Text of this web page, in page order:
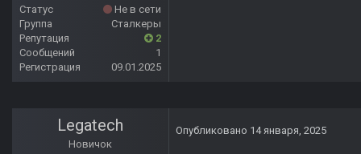
Статус
Не в сети
Группа
Сталкеры
Репутация
2
Сообщений
1
Регистрация
09.01.2025
Legatech
Новичок
Опубликовано 14 января, 2025